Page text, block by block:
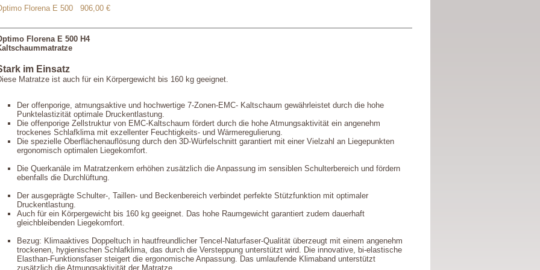
Florena E 500 906,00 €
Florena E 500 H4
im Einsatz
Matratze ist auch für ein Körpergewicht bis 160 kg geeignet.
Der offenporige, atmungsaktive und hochwertige 7-Zonen-EMC- Kaltschaum gewährleistet durch die hohe
Punktelastizität optimale Druckentlastung.
Die offenporige Zellstruktur von EMC-Kaltschaum fördert durch die hohe Atmungsaktivität ein angenehm
trockenes Schlafklima mit exzellenter Feuchtigkeits- und Wärmeregulierung.
Die spezielle Oberflächenauflösung durch den 3D-Würfelschnitt garantiert mit einer Vielzahl an Liegepunkten
ergonomisch optimalen Liegekomfort.
Die Querkanäle im Matratzenkern erhöhen zusätzlich die Anpassung im sensiblen Schulterbereich und fördern
ebenfalls die Durchlüftung.
Der ausgeprägte Schulter-, Taillen- und Beckenbereich verbindet perfekte Stützfunktion mit optimaler
Druckentlastung.
Auch für ein Körpergewicht bis 160 kg geeignet. Das hohe Raumgewicht garantiert zudem dauerhaft
gleichbleibenden Liegekomfort.
Bezug: Klimaaktives Doppeltuch in hautfreundlicher Tencel-Naturfaser-Qualität überzeugt mit einem angenehm
trockenen, hygienischen Schlafklima, das durch die Versteppung unterstützt wird. Die innovative, bi-elastische
Elasthan-Funktionsfaser steigert die ergonomische Anpassung. Das umlaufende Klimaband unterstützt
zusätzlich die Atmungsaktivität der Matratze.